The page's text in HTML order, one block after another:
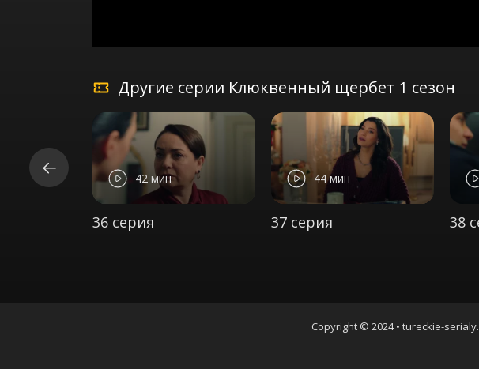
Другие серии Клюквенный щербет 1 сезон
42 мин
36 серия
44 мин
37 серия 38
Copyright © 2024 • tureckie-